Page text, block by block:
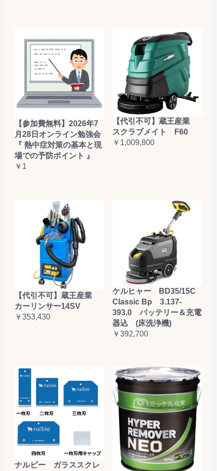
【参加費無料】2026年7
月28日オンライン勉強会
『 熱中症対策の基本と現
場での予防ポイント 』
￥1
【代引不可】蔵王産業
スクラブメイト F60
￥1,009,800
【代引不可】蔵王産業
カーリンサー14SV
￥353,430
ケルヒャー BD35/15C
Classic Bp 3.137-
393.0 バッテリー＆充電
器込 (床洗浄機)
￥392,700
ナルビー ガラススクレ